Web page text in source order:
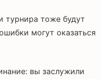
турнира тоже будут
могут оказаться
вы заслужили